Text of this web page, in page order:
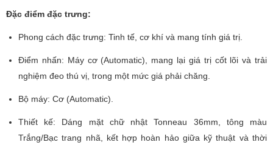
Đặc điểm đặc trưng:
Phong cách đặc trưng: Tinh tế, cơ khí và mang tính giá trị.
Điểm nhấn: Máy cơ (Automatic), mang lại giá trị cốt lõi và trải
nghiệm đeo thú vị, trong một mức giá phải chăng.
Bộ máy: Cơ (Automatic).
Thiết kế: Dáng mặt chữ nhật Tonneau 36mm, tông màu
Trắng/Bạc trang nhã, kết hợp hoàn hảo giữa kỹ thuật và thời